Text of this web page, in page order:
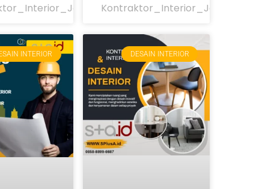
Kontraktor_Interior_Jakarta
INTERIOR DESAIN INTERIOR